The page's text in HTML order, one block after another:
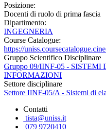
Posizione:
Docenti di ruolo di prima fascia
Dipartimento:
INGEGNERIA
Course Catalogue:
https://
Gruppo Scientifico Disciplinare
Gruppo 09/IINF-05 -
INFORMAZIONI
Settore disciplinare
Settore IINF-05/A - Sistemi di
Contatti
tista@uniss.it
079 9720410